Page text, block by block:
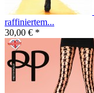
raffiniertem...
30,00 € *